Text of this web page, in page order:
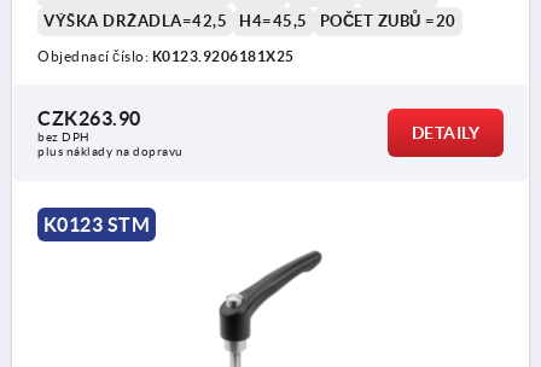
VÝŠKA DRŽADLA=42,5
H4=45,5 POČET ZUBŮ =20
Objednací číslo: K0123.9206181X25
CZK263.90
bez DPH
plus náklady na dopravu
DETAILY
K0123 STM